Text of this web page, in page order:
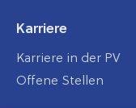
Karriere
Karriere in der PV
Offene Stellen